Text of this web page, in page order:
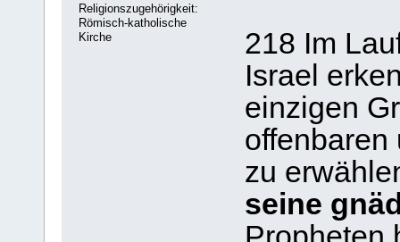
Religionszugehörigkeit:
Römisch-katholische
Kirche
218 Im
Israel
einzigen
zu
seine